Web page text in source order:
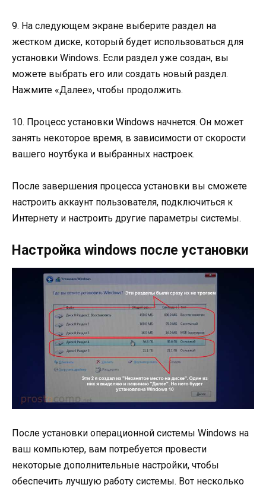
9. На следующем экране выберите раздел на
жестком диске, который будет использоваться для
установки Windows. Если раздел уже создан, вы
можете выбрать его или создать новый раздел.
Нажмите «Далее», чтобы продолжить.
10. Процесс установки Windows начнется. Он может
занять некоторое время, в зависимости от скорости
вашего ноутбука и выбранных настроек.
После завершения процесса установки вы сможете
настроить аккаунт пользователя, подключиться к
Интернету и настроить другие параметры системы.
Настройка windows после установки
После установки операционной системы Windows на
ваш компьютер, вам потребуется провести
некоторые дополнительные настройки, чтобы
обеспечить лучшую работу системы. Вот несколько